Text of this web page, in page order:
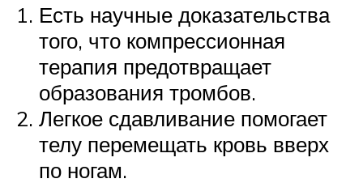
Есть научные доказательства
того, что компрессионная
терапия предотвращает
образования тромбов.
Легкое сдавливание помогает
телу перемещать кровь вверх
по ногам.